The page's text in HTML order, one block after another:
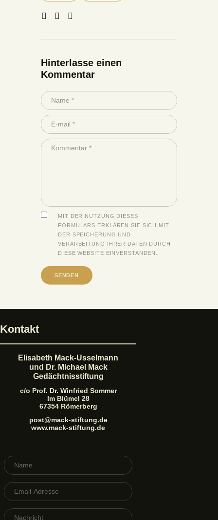
Hinterlasse einen
Kommentar
MIT DER NUTZUNG DIESES
FORMULARS ERKLÄREN SIE SICH MIT
DER SPEICHERUNG UND
VERARBEITUNG IHRER DATEN DURCH
DIESE WEBSITE EINVERSTANDEN.
t
n
t
i
:
Kontakt
Elisabeth Mack-Usselmann
und Dr. Michael Mack
Gedächtnisstiftung
c/o Prof. Dr. Winfried Sommer
Im Blümel 28
67354 Römerberg
post@mack-stiftung.de
www.mack-stiftung.de